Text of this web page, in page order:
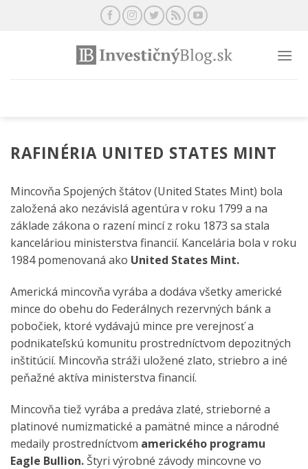
RAFINÉRIA UNITED STATES MINT
Mincovňa Spojených štátov (United States Mint) bola
založená ako nezávislá agentúra v roku 1799 a na
základe zákona o razení mincí z roku 1873 sa stala
kanceláriou ministerstva financií. Kancelária bola v roku
1984 pomenovaná ako United States Mint.
Americká mincovňa vyrába a dodáva všetky americké
mince do obehu do Federálnych rezervných bánk a
pobočiek, ktoré vydávajú mince pre verejnosť a
podnikateľskú komunitu prostredníctvom depozitných
inštitúcií. Mincovňa stráži uložené zlato, striebro a iné
peňažné aktíva ministerstva financií.
Mincovňa tiež vyrába a predáva zlaté, strieborné a
platinové numizmatické a pamätné mince a národné
medaily prostredníctvom amerického programu
Eagle Bullion. Štyri výrobné závody mincovne vo